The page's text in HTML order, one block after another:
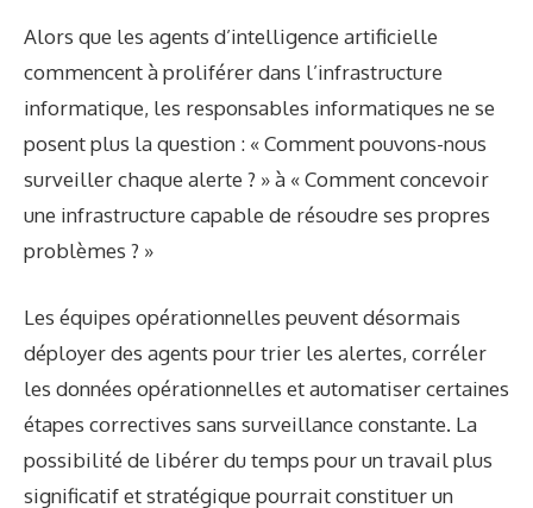
Alors que les agents d’intelligence artificielle
commencent à proliférer dans l’infrastructure
informatique, les responsables informatiques ne se
posent plus la question : « Comment pouvons-nous
surveiller chaque alerte ? » à « Comment concevoir
une infrastructure capable de résoudre ses propres
problèmes ? »
Les équipes opérationnelles peuvent désormais
déployer des agents pour trier les alertes, corréler
les données opérationnelles et automatiser certaines
étapes correctives sans surveillance constante. La
possibilité de libérer du temps pour un travail plus
significatif et stratégique pourrait constituer un